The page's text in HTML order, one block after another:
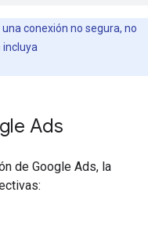
conexión no segura, no
incluya
Ads
de Google Ads, la